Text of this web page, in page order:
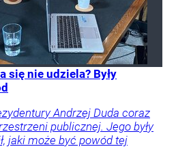
się nie udziela? Były
Andrzej Duda coraz
publicznej. Jego były
jaki może być powód tej